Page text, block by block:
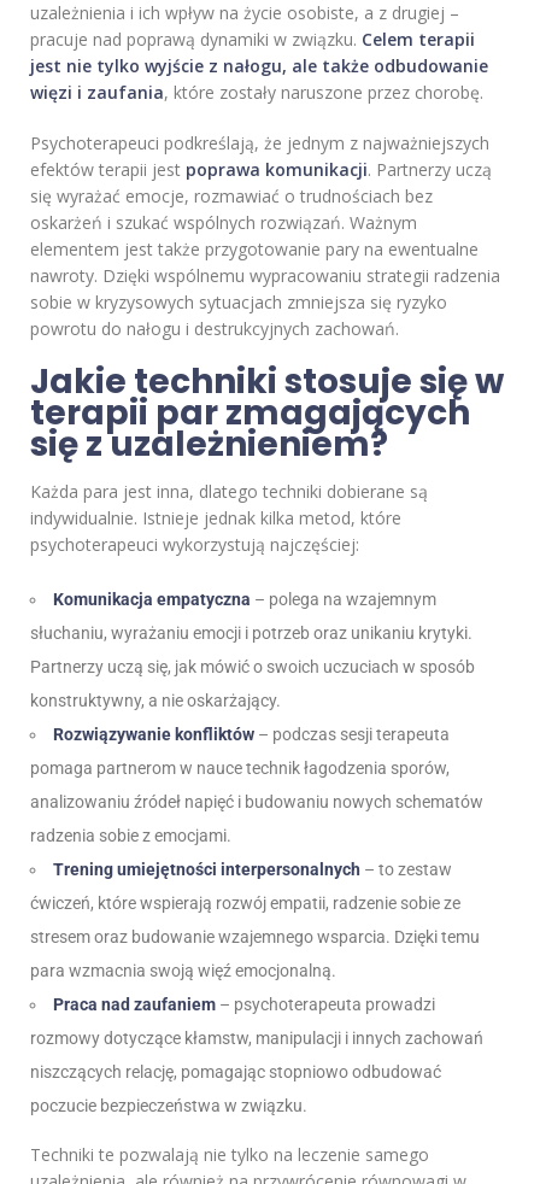
uzależnienia i ich wpływ na życie osobiste, a z drugiej –
pracuje nad poprawą dynamiki w związku. Celem terapii
jest nie tylko wyjście z nałogu, ale także odbudowanie
więzi i zaufania, które zostały naruszone przez chorobę.
Psychoterapeuci podkreślają, że jednym z najważniejszych
efektów terapii jest poprawa komunikacji. Partnerzy uczą
się wyrażać emocje, rozmawiać o trudnościach bez
oskarżeń i szukać wspólnych rozwiązań. Ważnym
elementem jest także przygotowanie pary na ewentualne
nawroty. Dzięki wspólnemu wypracowaniu strategii radzenia
sobie w kryzysowych sytuacjach zmniejsza się ryzyko
powrotu do nałogu i destrukcyjnych zachowań.
Jakie techniki stosuje się w
terapii par zmagających
się z uzależnieniem?
Każda para jest inna, dlatego techniki dobierane są
indywidualnie. Istnieje jednak kilka metod, które
psychoterapeuci wykorzystują najczęściej:
Komunikacja empatyczna – polega na wzajemnym
słuchaniu, wyrażaniu emocji i potrzeb oraz unikaniu krytyki.
Partnerzy uczą się, jak mówić o swoich uczuciach w sposób
konstruktywny, a nie oskarżający.
Rozwiązywanie konfliktów – podczas sesji terapeuta
pomaga partnerom w nauce technik łagodzenia sporów,
analizowaniu źródeł napięć i budowaniu nowych schematów
radzenia sobie z emocjami.
Trening umiejętności interpersonalnych – to zestaw
ćwiczeń, które wspierają rozwój empatii, radzenie sobie ze
stresem oraz budowanie wzajemnego wsparcia. Dzięki temu
para wzmacnia swoją więź emocjonalną.
Praca nad zaufaniem – psychoterapeuta prowadzi
rozmowy dotyczące kłamstw, manipulacji i innych zachowań
niszczących relację, pomagając stopniowo odbudować
poczucie bezpieczeństwa w związku.
Techniki te pozwalają nie tylko na leczenie samego